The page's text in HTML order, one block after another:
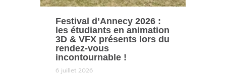
Festival d’Annecy 2026 :
les étudiants en animation
3D & VFX présents lors du
rendez-vous
incontournable !
6 juillet 2026